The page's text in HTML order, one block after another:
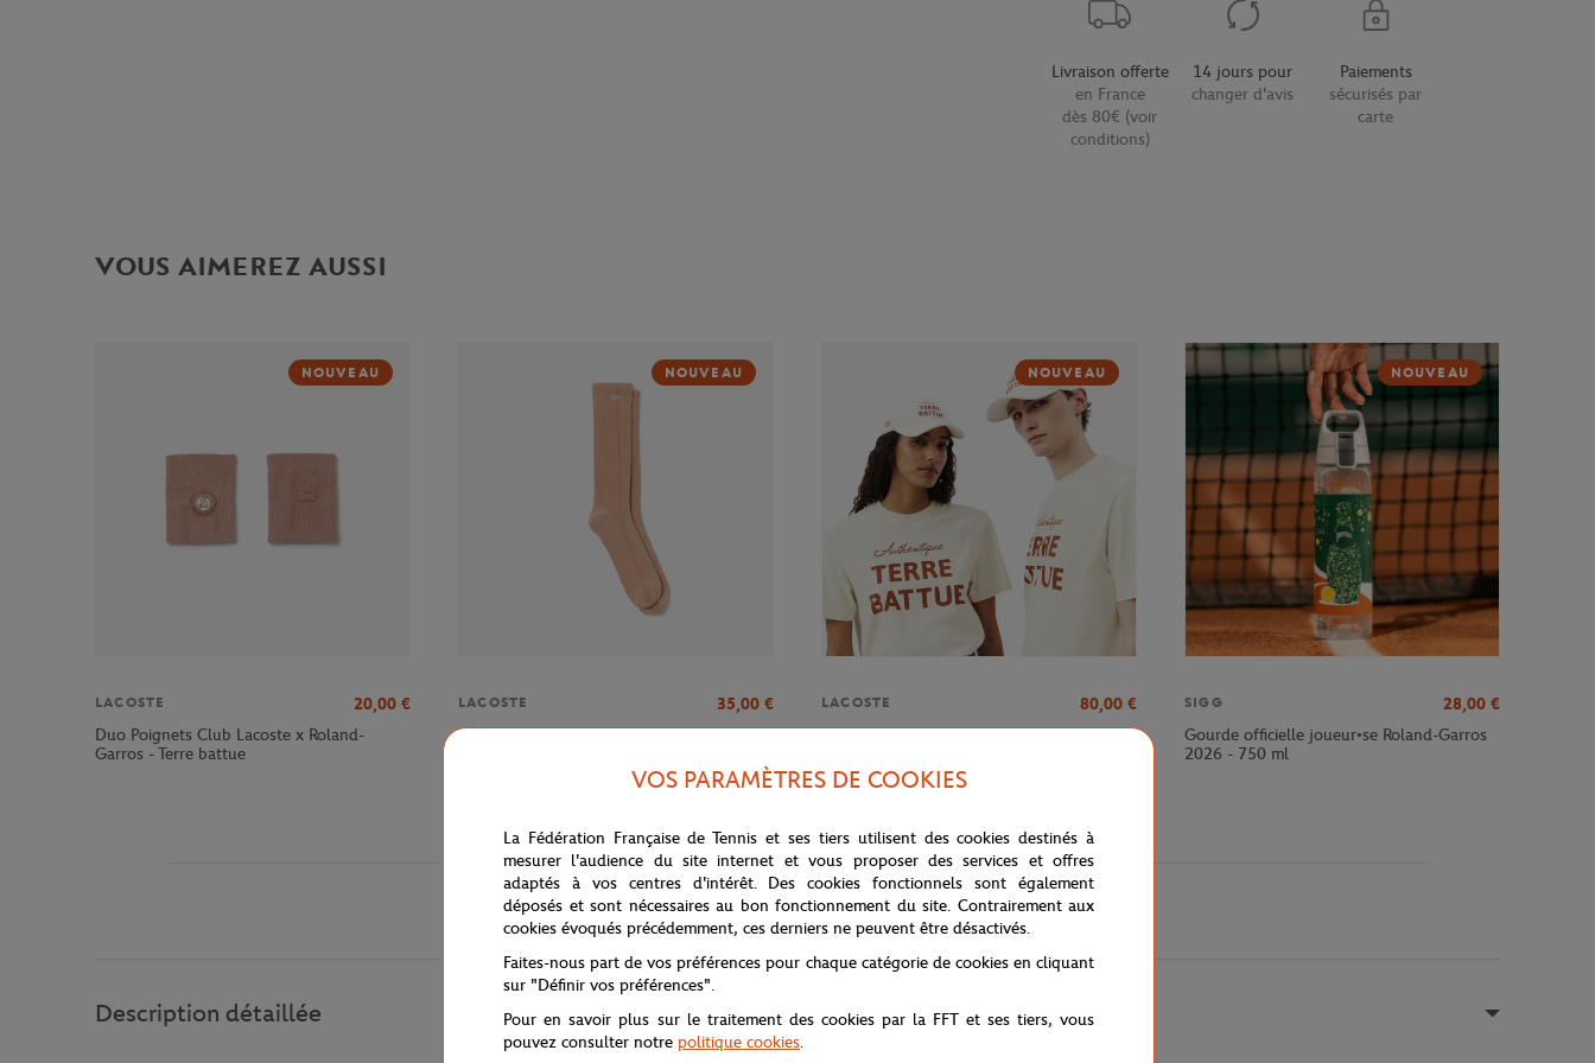
Livraison offerte
en France
dès 80€ (voir
conditions)
14 jours pour
changer d'avis
Paiements
sécurisés par
carte
VOUS AIMEREZ AUSSI
NOUVEAU
LACOSTE 20,00 €
Duo Poignets Club Lacoste x Roland-
Garros - Terre battue
NOUVEAU
LACOSTE 35,00 €
Chaussettes Club Lacoste x Roland-Garros
NOUVEAU
LACOSTE 80,00 €
Casquette Club Lacoste x Roland-Garros -
NOUVEAU
SIGG 28,00 €
Gourde officielle joueur•se Roland-Garros
2026 - 750 ml
Description détaillée
VOS PARAMÈTRES DE COOKIES
La Fédération Française de Tennis et ses tiers utilisent des cookies destinés à
mesurer l'audience du site internet et vous proposer des services et offres
adaptés à vos centres d'intérêt. Des cookies fonctionnels sont également
déposés et sont nécessaires au bon fonctionnement du site. Contrairement aux
cookies évoqués précédemment, ces derniers ne peuvent être désactivés.
Faites-nous part de vos préférences pour chaque catégorie de cookies en cliquant
sur "Définir vos préférences".
Pour en savoir plus sur le traitement des cookies par la FFT et ses tiers, vous
pouvez consulter notre politique cookies.